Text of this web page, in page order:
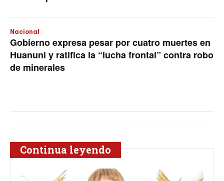
Nacional
Gobierno expresa pesar por cuatro muertes en
Huanuni y ratifica la “lucha frontal” contra robo
de minerales
Continua leyendo